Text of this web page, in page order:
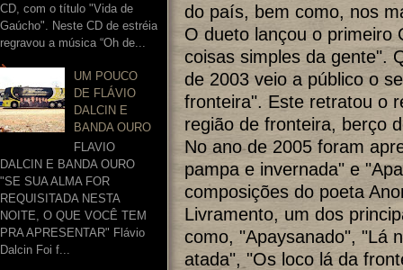
CD, com o título "Vida de
Gaúcho". Neste CD de estréia
regravou a música “Oh de...
UM POUCO
DE FLÁVIO
DALCIN E
BANDA OURO
FLAVIO
DALCIN E BANDA OURO
"SE SUA ALMA FOR
REQUISITADA NESTA
NOITE, O QUE VOCÊ TEM
PRA APRESENTAR" Flávio
Dalcin Foi f...
do país, bem como, nos
O dueto lançou o primeiro
coisas simples da gente".
de 2003 veio a público o
fronteira". Este retratou o
região de fronteira, berço
No ano de 2005 foram
pampa e invernada" e
composições do poeta
Livramento, um dos
como, "Apaysanado", "Lá
atada", "Os loco lá da